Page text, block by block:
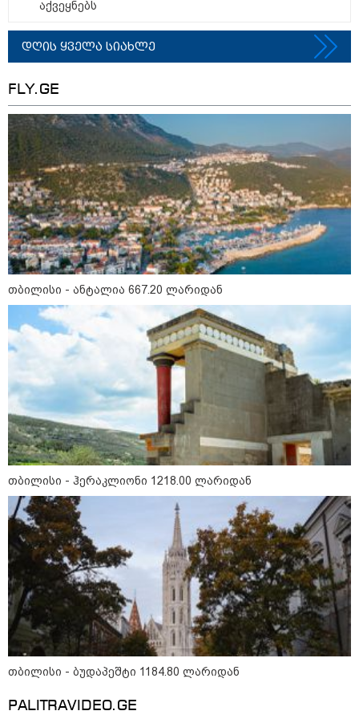
12:34 / 08-08-2026
რას აცხადებს ირაკლი კობახიძე
ელექტროენერგიის რამდენჯერმე
გათიშვასთან დაკავშირებით?
19:32 / 08-08-2026
"სიმბოლურია, რომ კობახიძის
მოღალატეობრივი განცხადება
საქართველოს
თავისუფლებისთვის შეწირული
გმირების მემორიალზე
გაკეთდა" - "ნაციონალური
მოძრაობა"
19:03 / 08-08-2026
"მკაცრად ვგმობთ ირაკლი
კობახიძის განცხადებას" -
"კოალიცია ცვლილებისთვის"
16:33 / 08-08-2026
"გიორგი ბარამიძემ რაღაც
არასწორად ჩამოაყალიბა,
მაგრამ ნამდვილად არ
ეკუთვნის წიხლი ივანიშვილის
ღალატზე დაფუძნებული
დიქტატურის მსახურებისგან" -
მიხეილ სააკაშვილი
16:22 / 08-08-2026
"აი, ეს არის სამშობლოს
ღალატი" - როგორ ეხმაურება
აქვეყნებს
დღის ყველა სიახლე
FLY.GE
თბილისი - ანტალია 667.20 ლარიდან
თბილისი - ჰერაკლიონი 1218.00 ლარიდან
თბილისი - ბუდაპეშტი 1184.80 ლარიდან
PALITRAVIDEO.GE